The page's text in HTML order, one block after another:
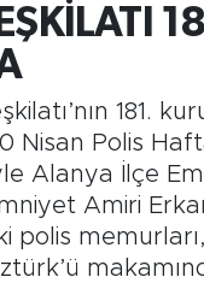
181.
Nisan Polis
Alanya İlçe
Amiri
polis
Haberleri